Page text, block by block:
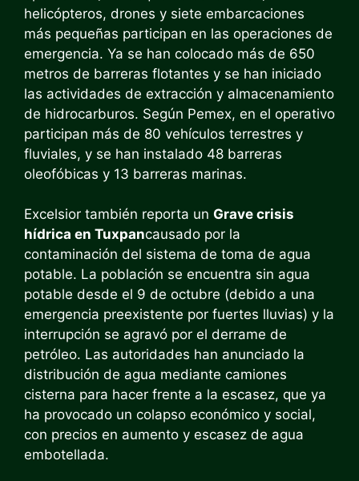
helicópteros, drones y siete embarcaciones
más pequeñas participan en las operaciones de
emergencia. Ya se han colocado más de 650
metros de barreras flotantes y se han iniciado
las actividades de extracción y almacenamiento
de hidrocarburos. Según Pemex, en el operativo
participan más de 80 vehículos terrestres y
fluviales, y se han instalado 48 barreras
oleofóbicas y 13 barreras marinas.
Excelsior también reporta un Grave crisis
hídrica en Tuxpancausado por la
contaminación del sistema de toma de agua
potable. La población se encuentra sin agua
potable desde el 9 de octubre (debido a una
emergencia preexistente por fuertes lluvias) y la
interrupción se agravó por el derrame de
petróleo. Las autoridades han anunciado la
distribución de agua mediante camiones
cisterna para hacer frente a la escasez, que ya
ha provocado un colapso económico y social,
con precios en aumento y escasez de agua
embotellada.